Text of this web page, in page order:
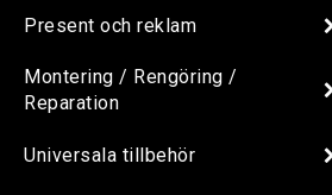
Present och reklam
Montering / Rengöring /
Reparation
Universala tillbehör